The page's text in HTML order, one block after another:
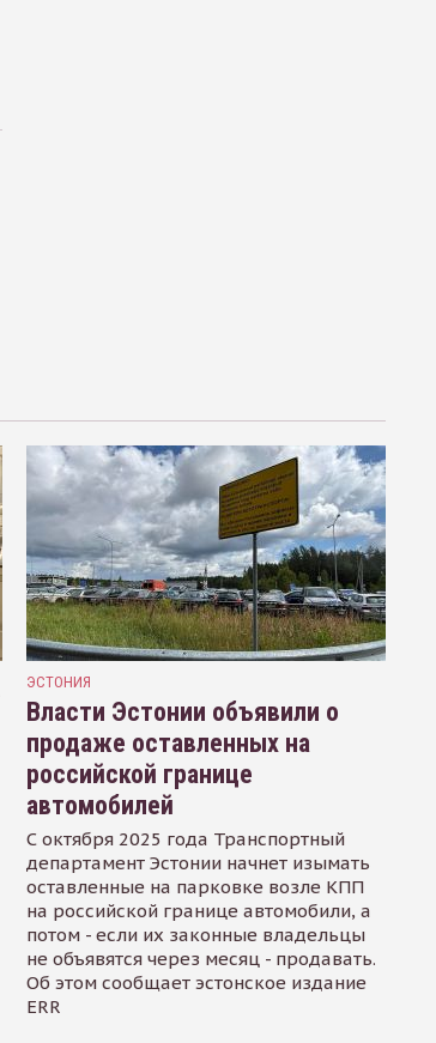
ЭСТОНИЯ
Власти Эстонии объявили о
продаже оставленных на
российской границе
автомобилей
С октября 2025 года Транспортный
департамент Эстонии начнет изымать
оставленные на парковке возле КПП
на российской границе автомобили, а
потом - если их законные владельцы
не объявятся через месяц - продавать.
Об этом сообщает эстонское издание
ERR